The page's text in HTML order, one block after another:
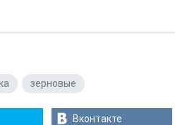
зерновые
Вконтакте